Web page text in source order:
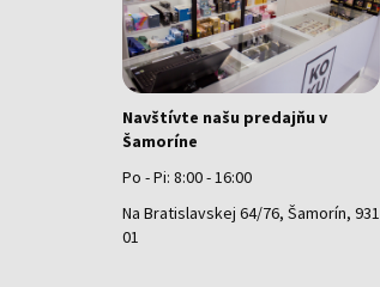
Navštívte našu predajňu v
Šamoríne
Po - Pi: 8:00 - 16:00
Na Bratislavskej 64/76, Šamorín, 931
01